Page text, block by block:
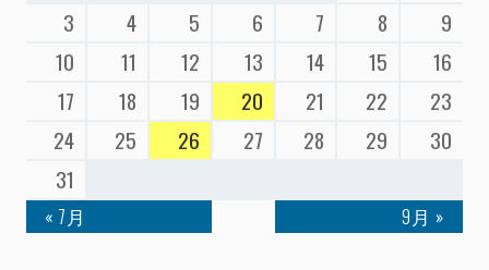
3
4 5 6 7 8
9
10
11 12 13 14 15
16
17
18 19 20 21 22
23
24
25 26 27 28 29
30
31
« 7月 9月 »